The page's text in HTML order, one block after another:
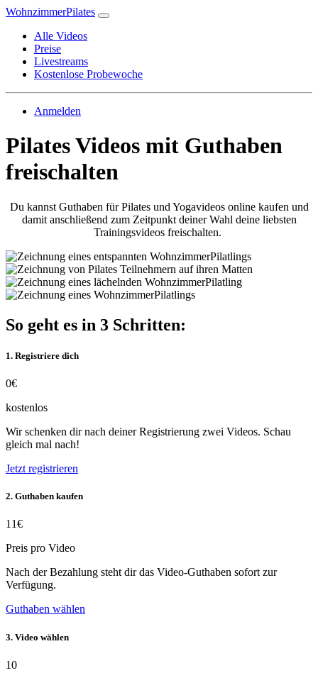
WohnzimmerPilates
Alle Videos
Preise
Livestreams
Kostenlose Probewoche
Anmelden
Pilates Videos mit Guthaben
freischalten
Du kannst Guthaben für Pilates und Yogavideos online kaufen und
damit anschließend zum Zeitpunkt deiner Wahl deine liebsten
Trainingsvideos freischalten.
So geht es in 3 Schritten:
1. Registriere dich
0€
kostenlos
Wir schenken dir nach deiner Registrierung zwei Videos. Schau
gleich mal nach!
Jetzt registrieren
2. Guthaben kaufen
11€
Preis pro Video
Nach der Bezahlung steht dir das Video-Guthaben sofort zur
Verfügung.
Guthaben wählen
3. Video wählen
10